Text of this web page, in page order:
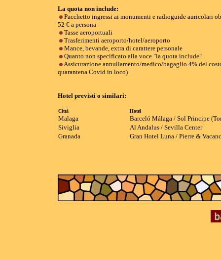
La quota non include:
Pacchetto ingressi ai monumenti e radioguide auricolari
52 € a persona
Tasse aeroportuali
Trasferimenti aeroporto/hotel/aeroporto
Mance, bevande, extra di carattere personale
Quanto non specificato alla voce "la quota include"
Assicurazione annullamento/medico/bagaglio 4% del
quarantena Covid in loco)
Hotel previsti o similari:
Città Hotel
Malaga
Barceló Málaga / Sol Principe
Siviglia
Al Andalus / Sevilla Center
Granada
Gran Hotel Luna / Pierre &